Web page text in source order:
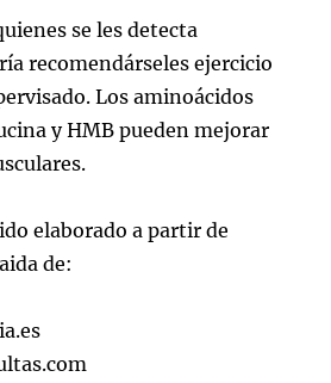
se les detecta
recomendárseles ejercicio
Los aminoácidos
y HMB pueden mejorar
elaborado a partir de
de: